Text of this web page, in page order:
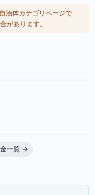
治体カテゴリページで
があります。
一覧 →